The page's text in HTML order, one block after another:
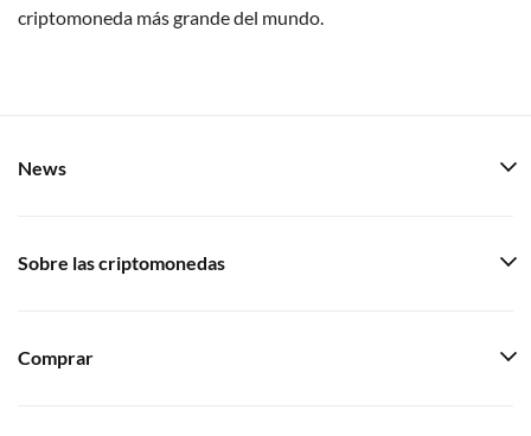
criptomoneda más grande del mundo.
News
Sobre las criptomonedas
Comprar